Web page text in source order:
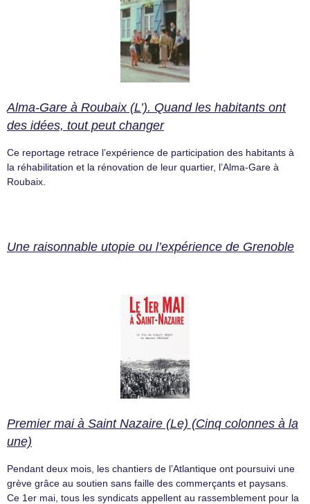
Alma-Gare à Roubaix (L’). Quand les habitants ont
des idées, tout peut changer
Ce reportage retrace l’expérience de participation des habitants à
la réhabilitation et la rénovation de leur quartier, l’Alma-Gare à
Roubaix.
Une raisonnable utopie ou l’expérience de Grenoble
Premier mai à Saint Nazaire (Le) (Cinq colonnes à la
une)
Pendant deux mois, les chantiers de l’Atlantique ont poursuivi une
grève grâce au soutien sans faille des commerçants et paysans.
Ce 1er mai, tous les syndicats appellent au rassemblement pour la